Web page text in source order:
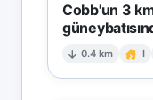
Cobb'un 3
0.4 km I